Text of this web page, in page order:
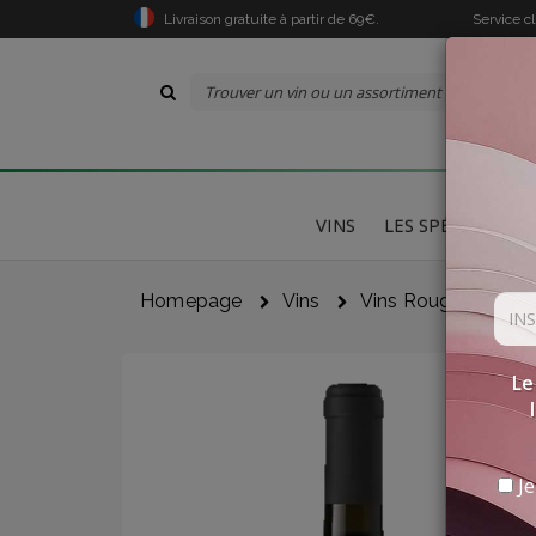
Livraison gratuite à partir de 69€. Service
VINS LES SPÉCIALITÉS
Homepage Vins Vins Rouges